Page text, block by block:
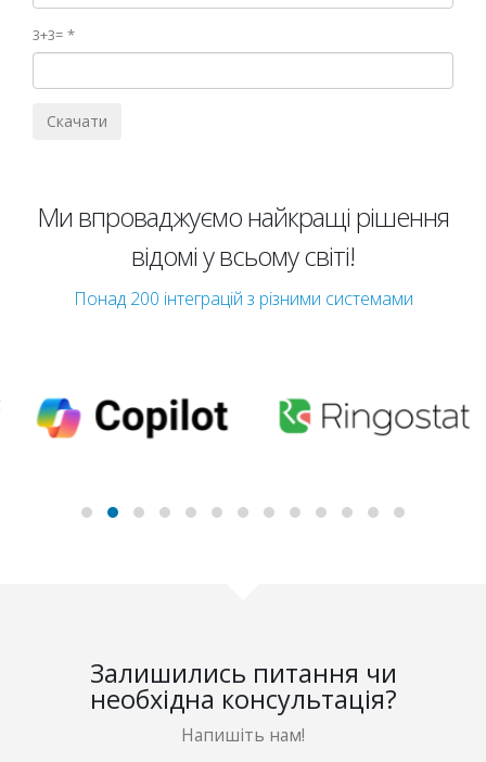
3+3=
Ми впроваджуємо найкращі рішення
відомі у всьому світі!
Понад 200 інтеграцій з різними системами
Залишились питання чи
необхідна консультація?
Напишіть нам!